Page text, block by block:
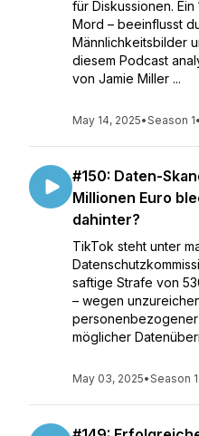
für Diskussionen.
Mord – beeinflusst
Männlichkeitsbilder
diesem Podcast
von Jamie Miller ...
May 14, 2025•Season 1•
#150: Daten-
Millionen Euro
dahinter?
TikTok steht unter
saftige Strafe von
– wegen
personenbezogener
möglicher
May 03, 2025•Season 1